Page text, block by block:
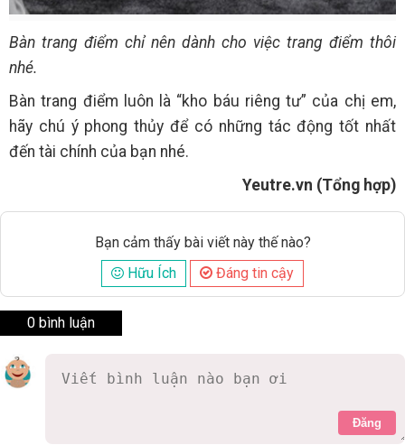
Bàn trang điểm chỉ nên dành cho việc trang điểm thôi
nhé.
Bàn trang điểm luôn là “kho báu riêng tư” của chị em,
hãy chú ý phong thủy để có những tác động tốt nhất
đến tài chính của bạn nhé.
Yeutre.vn (Tổng hợp)
Bạn cảm thấy bài viết này thế nào?
Hữu Ích
Đáng tin cậy
0 bình luận
Đăng